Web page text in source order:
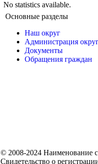
No statistics available.
Основные разделы
Наш округ
Администрация
Документы
Обращения граждан
© 2008-2024 Наименование
Свидетельство о